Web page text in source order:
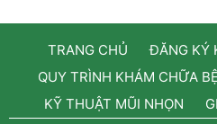
TRANG CHỦ
ĐĂNG KÝ
QUY TRÌNH KHÁM CHỮA
KỸ THUẬT MŨI NHỌN